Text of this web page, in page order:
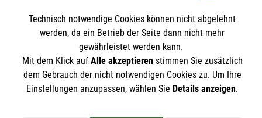
Malteser Jugend
Malteser International
Empfänger: Malteser Hilfsdienst e.V.
IBAN: DE103 7060 120 120 120 001 2
BIC: GENODED 1PA7
Soziale Netzwerke
Technisch notwendige Cookies können nicht abgelehnt
werden, da ein Betrieb der Seite dann nicht mehr
gewährleistet werden kann.
Mit dem Klick auf Alle akzeptierenstimmen Sie zusätzlich
dem Gebrauch der nicht notwendigen Cookies zu. Um Ihre
Einstellungen anzupassen, wählen Sie Details anzeigen.